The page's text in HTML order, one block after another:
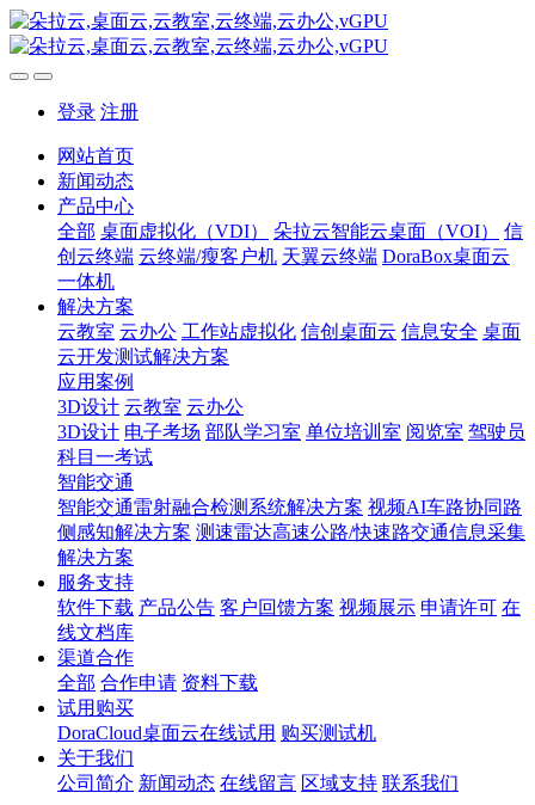
登录 注册
网站首页
新闻动态
产品中心
全部 桌面虚拟化（VDI） 朵拉云智能云桌面（VOI）
信
创云终端 云终端/瘦客户机 天翼云终端 DoraBox桌面云
一体机
解决方案
云教室 云办公 工作站虚拟化 信创桌面云 信息安全 桌面
云开发测试解决方案
应用案例
3D设计 云教室 云办公
3D设计 电子考场 部队学习室 单位培训室 阅览室 驾驶员
科目一考试
智能交通
智能交通雷射融合检测系统解决方案 视频AI车路协同路
侧感知解决方案 测速雷达高速公路/快速路交通信息采集
解决方案
服务支持
软件下载 产品公告 客户回馈方案 视频展示 申请许可 在
线文档库
渠道合作
全部 合作申请 资料下载
试用购买
DoraCloud桌面云在线试用 购买测试机
关于我们
公司简介 新闻动态 在线留言 区域支持 联系我们